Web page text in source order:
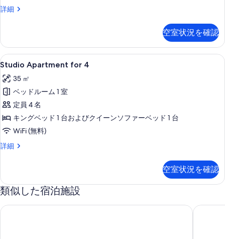
べ
写
真
を
表
示
す
る
詳細
3
8
の
詳
空室状況を確認
Studio
Apartment
for
4
の
す
べ
て
真
を
表
16
Studio Apartment for 4
35 ㎡
ベッドルーム 1 室
定員 4 名
キングベッド 1 台およびクイーンソファーベッド 1 台
WiFi (無料)
詳細
Studio
の
詳
空室状況を確認
類似した宿泊施設
エアペロン アパートメント ホテル ローゼ